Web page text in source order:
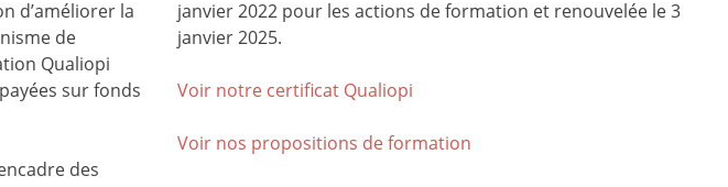
d’améliorer la
de
Qualiopi
sur fonds
des
janvier 2022 pour les actions de formation et renouvelée le 3
janvier 2025.
Voir notre certificat Qualiopi
Voir nos propositions de formation